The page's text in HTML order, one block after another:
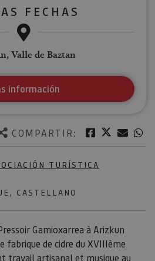
COMPARTIR: Facebook
Twitter
TURÍSTICA
CASTELLANO
Gamioxarrea à Arizkun
fabrique de cidre du XVIIIème
travail artisanal et musique au
FECHAS
Valle de Baztan
información